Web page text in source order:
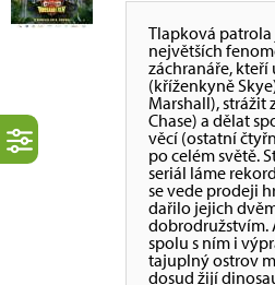
Tlapková
největších
záchranáře,
(kříženkyně
Marshall), strážit
Chase) a dělat
věcí (ostatní
po celém světě.
seriál láme
se vede prodeji
dařilo jejich
dobrodružstvím.
spolu s ním i
tajuplný ostrov
dosud žijí